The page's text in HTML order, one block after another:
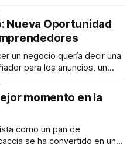
otro lugar. Durante
PRO, el especialista en
Nueva Oportunidad
un negocio quería decir una
para los anuncios, un
de publicidad digital
vendedor para atender
suerte— una persona
momento en la
como un pan de
se ha convertido en uno